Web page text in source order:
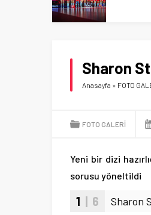
Sharon
Anasayfa » FOTO
FOTO GALERİ
Yeni bir dizi
sorusu yöneltildi
1 | 6 Sharon